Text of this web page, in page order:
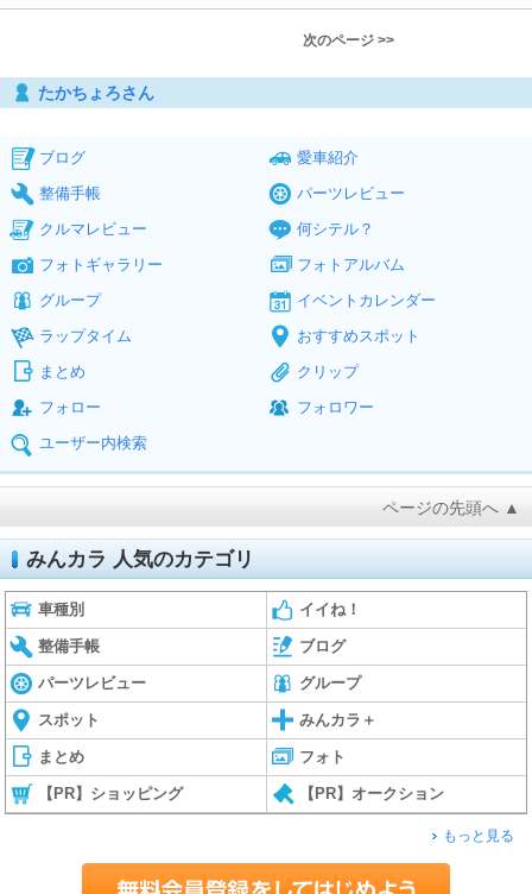
次のページ >>
たかちょろさん
ブログ
愛車紹介
整備手帳
パーツレビュー
クルマレビュー
何シテル？
フォトギャラリー
フォトアルバム
グループ
イベントカレンダー
ラップタイム
おすすめスポット
まとめ
クリップ
フォロー
フォロワー
ユーザー内検索
ページの先頭へ ▲
みんカラ 人気のカテゴリ
車種別 イイね！
整備手帳 ブログ
パーツレビュー グループ
スポット みんカラ＋
まとめ フォト
【PR】ショッピング 【PR】オークション
もっと見る